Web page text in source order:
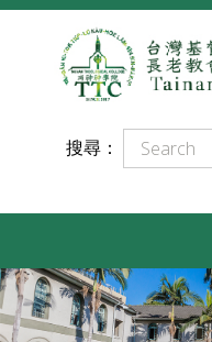
跳
搜尋：